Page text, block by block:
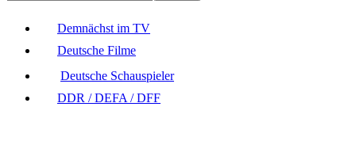
Demnächst im TV
Deutsche Filme
Deutsche Schauspieler
DDR / DEFA / DFF